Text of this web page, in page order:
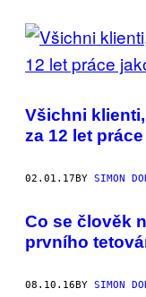
POSTS
BY
THIS
AUTHOR
Všichni
za 12 let
02.01.17BY SIMON
Co se člověk
prvního
08.10.16BY SIMON